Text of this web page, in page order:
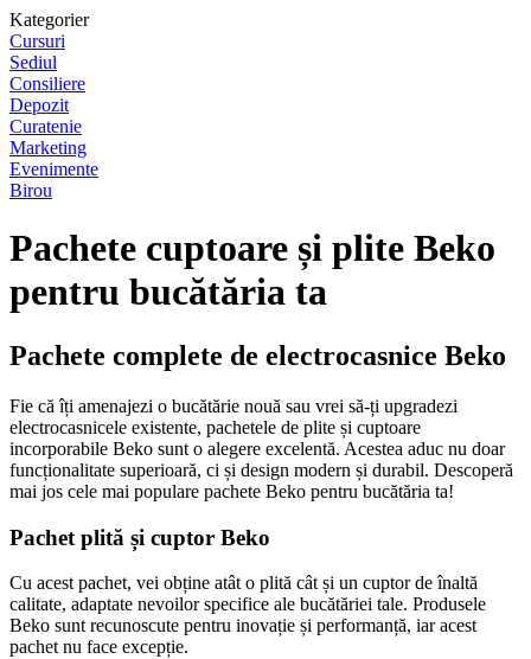
Kategorier
Cursuri
Sediul
Consiliere
Depozit
Curatenie
Marketing
Evenimente
Birou
Pachete cuptoare și plite Beko
pentru bucătăria ta
Pachete complete de electrocasnice Beko
Fie că îți amenajezi o bucătărie nouă sau vrei să-ți upgradezi
electrocasnicele existente, pachetele de plite și cuptoare
incorporabile Beko sunt o alegere excelentă. Acestea aduc nu doar
funcționalitate superioară, ci și design modern și durabil. Descoperă
mai jos cele mai populare pachete Beko pentru bucătăria ta!
Pachet plită și cuptor Beko
Cu acest pachet, vei obține atât o plită cât și un cuptor de înaltă
calitate, adaptate nevoilor specifice ale bucătăriei tale. Produsele
Beko sunt recunoscute pentru inovație și performanță, iar acest
pachet nu face excepție.